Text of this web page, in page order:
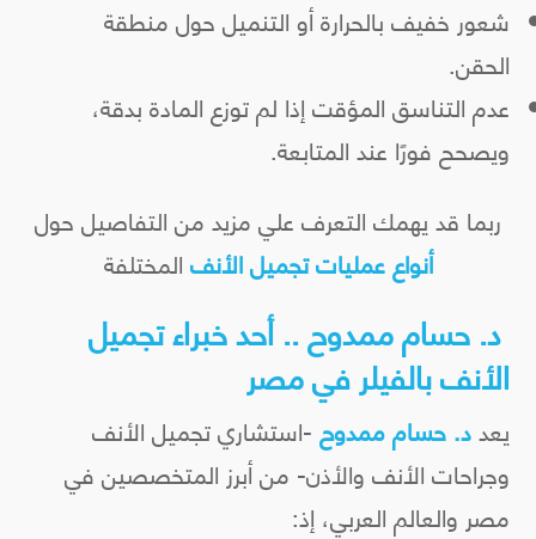
شعور خفيف بالحرارة أو التنميل حول منطقة
الحقن.
عدم التناسق المؤقت إذا لم توزع المادة بدقة،
ويصحح فورًا عند المتابعة.
ربما قد يهمك التعرف علي مزيد من التفاصيل حول
أنواع عمليات تجميل الأنفالمختلفة
د. حسام ممدوح .. أحد خبراء تجميل
الأنف بالفيلر في مصر
يعدد. حسام ممدوح-استشاري تجميل الأنف
وجراحات الأنف والأذن- من أبرز المتخصصين في
مصر والعالم العربي، إذ: